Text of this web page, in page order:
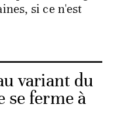
si ce n'est
variant du
se ferme à